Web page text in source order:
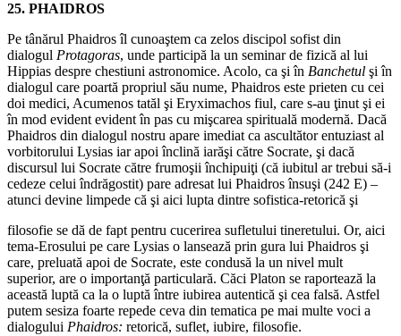
25. PHAIDROS
Pe tânărul Phaidros îl cunoaştem ca zelos discipol sofist din
dialogul Protagoras, unde participă la un seminar de fizică al lui
Hippias despre chestiuni astronomice. Acolo, ca şi în Banchetul şi în
dialogul care poartă propriul său nume, Phaidros este prieten cu cei
doi medici, Acumenos tatăl şi Eryximachos fiul, care s‑au ţinut şi ei
în mod evident evident în pas cu mişcarea spirituală modernă. Dacă
Phaidros din dialogul nostru apare imediat ca ascultător entuziast al
vorbitorului Lysias iar apoi înclină iarăşi către Socrate, şi dacă
discursul lui Socrate către frumoşii închipuiţi (că iubitul ar trebui să‑i
cedeze celui îndrăgostit) pare adresat lui Phaidros însuşi (242 E) –
atunci devine limpede că şi aici lupta dintre sofistica‑retorică şi
filosofie se dă de fapt pentru cucerirea sufletului tineretului. Or, aici
tema‑Erosului pe care Lysias o lansează prin gura lui Phaidros şi
care, preluată apoi de Socrate, este condusă la un nivel mult
superior, are o importanţă particulară. Căci Platon se raportează la
această luptă ca la o luptă între iubirea autentică şi cea falsă. Astfel
putem sesiza foarte repede ceva din tematica pe mai multe voci a
dialogului Phaidros: retorică, suflet, iubire, filosofie.